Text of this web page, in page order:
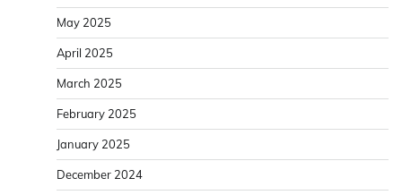
May 2025
April 2025
March 2025
February 2025
January 2025
December 2024